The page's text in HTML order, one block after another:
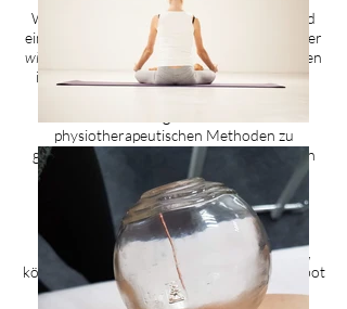
Wir sehen es als unsere Aufgabe auf Grund
einer
ausführlichen Befundaufnahme
und immer
wiederkehrender Erfolgskontrolle
einen gezielten
individuellen
Therapieleitfadenzu erstellen.
physiotherapeutischen Methoden zu
gewährleisten, bieten wir unterstützend ein
funktionelles Einzeltraining
individuellem
Trainingsplan
sowiePräventionskurse
im
Gruppenformat (nach § 20 SGB V) an.
Falls es ein bisschen Entspannung
sein darf,
können Sie aus unserem großzügigen Angebot
Ihre persönliche Auszeit wählen.